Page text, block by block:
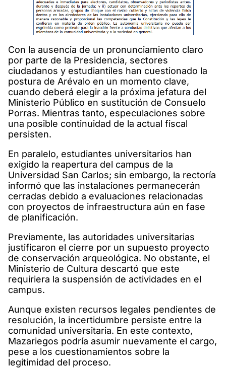
Con la ausencia de un pronunciamiento claro
por parte de la Presidencia, sectores
ciudadanos y estudiantiles han cuestionado la
postura de Arévalo en un momento clave,
cuando deberá elegir a la próxima jefatura del
Ministerio Público en sustitución de Consuelo
Porras. Mientras tanto, especulaciones sobre
una posible continuidad de la actual fiscal
persisten.
En paralelo, estudiantes universitarios han
exigido la reapertura del campus de la
Universidad San Carlos; sin embargo, la rectoría
informó que las instalaciones permanecerán
cerradas debido a evaluaciones relacionadas
con proyectos de infraestructura aún en fase
de planificación.
Previamente, las autoridades universitarias
justificaron el cierre por un supuesto proyecto
de conservación arqueológica. No obstante, el
Ministerio de Cultura descartó que este
requiriera la suspensión de actividades en el
campus.
Aunque existen recursos legales pendientes de
resolución, la incertidumbre persiste entre la
comunidad universitaria. En este contexto,
Mazariegos podría asumir nuevamente el cargo,
pese a los cuestionamientos sobre la
legitimidad del proceso.